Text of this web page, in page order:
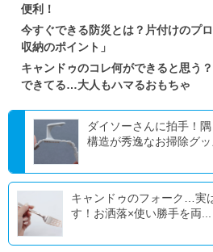
便利！
今すぐできる防災とは？片付けのプ
収納のポイント」
キャンドゥのコレ何ができると思う
できてる…大人もハマるおもちゃ
ダイソーさんに拍手！
構造が秀逸なお掃除グ
キャンドゥのフォーク…実
す！お洒落×使い勝手を両...